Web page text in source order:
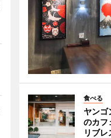
食べる
ヤンゴ
のカ
リブ